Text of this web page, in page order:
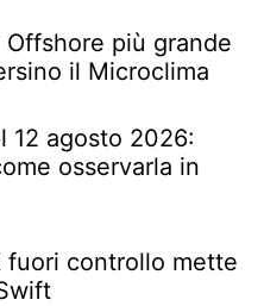
più grande
il Microclima
12 agosto 2026:
osservarla in
fuori controllo mette